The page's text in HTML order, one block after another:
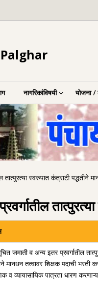
नागरिकांविषयी योजना /
स्वरुपात कंत्राटी पद्धतीने
जमाती व अन्य इतर प्रवर्गातील
मानधन तत्वावर शिक्षक पदाची भरती
व व्यायासायिक पात्रता धारण